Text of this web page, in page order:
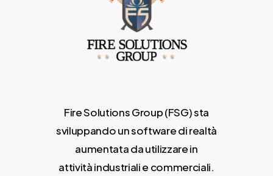
Fire Solutions Group (FSG) sta
sviluppando un software di realtà
aumentata da utilizzare in
attività industriali e commerciali.